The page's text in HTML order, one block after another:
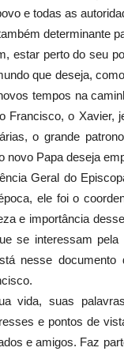
e todas as
determinante
estar perto do seu
que deseja,
tempos na
Francisco, o Xavier,
o grande
novo Papa deseja
Geral do
ele foi o
e importância
se interessam pela
nesse
vida, suas
e pontos de
e amigos. Faz